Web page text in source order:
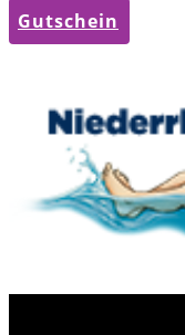
Gutschein